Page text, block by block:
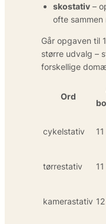
skostativ –
ofte sammen
Går opgaven til
større udvalg –
forskellige
Ord
cykelstativ 11
tørrestativ 11
kamerastativ 12